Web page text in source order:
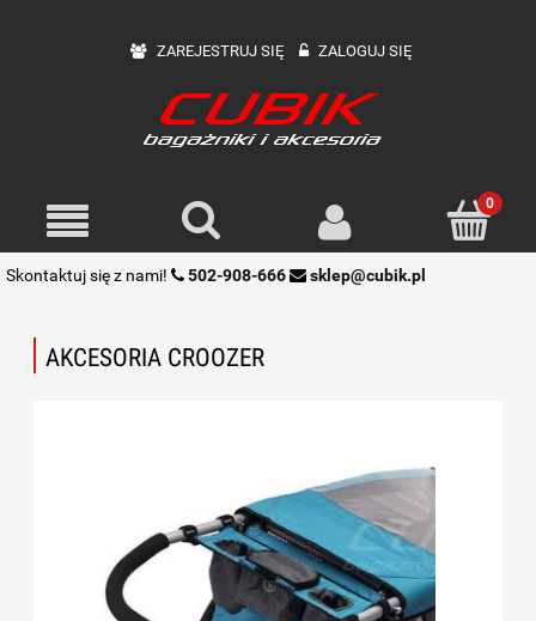
ZAREJESTRUJ SIĘ ZALOGUJ SIĘ
Skontaktuj się z nami! 502-908-666 sklep@cubik.pl
AKCESORIA CROOZER